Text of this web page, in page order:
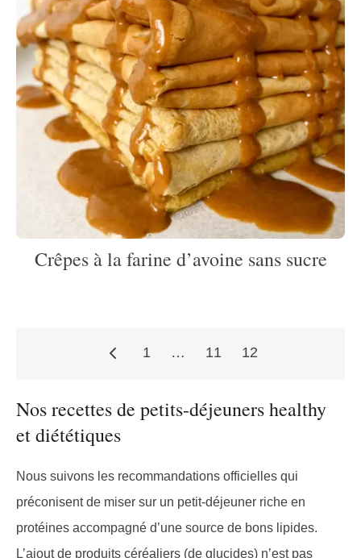
Crêpes à la farine d’avoine sans sucre
Pagination
des
publications
1 … 11 12
Nos recettes de petits-déjeuners healthy
et diététiques
Nous suivons les recommandations officielles qui
préconisent de miser sur un petit-déjeuner riche en
protéines accompagné d’une source de bons lipides.
L’ajout de produits céréaliers (de glucides) n’est pas